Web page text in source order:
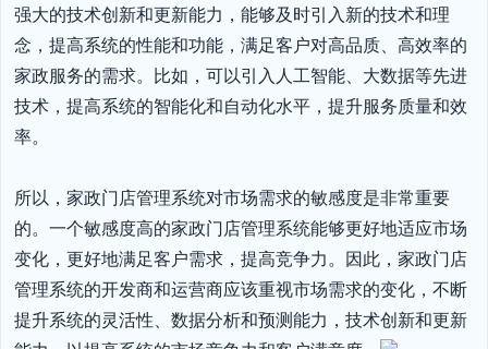
强大的技术创新和更新能力，能够及时引入新的技术和理
念，提高系统的性能和功能，满足客户对高品质、高效率的
家政服务的需求。比如，可以引入人工智能、大数据等先进
技术，提高系统的智能化和自动化水平，提升服务质量和效
率。
所以，家政门店管理系统对市场需求的敏感度是非常重要
的。一个敏感度高的家政门店管理系统能够更好地适应市场
变化，更好地满足客户需求，提高竞争力。因此，家政门店
管理系统的开发商和运营商应该重视市场需求的变化，不断
提升系统的灵活性、数据分析和预测能力，技术创新和更新